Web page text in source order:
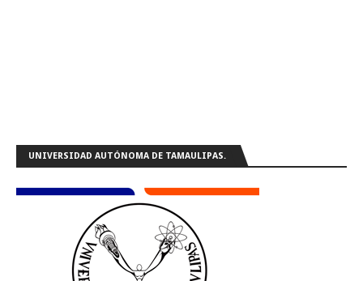
UNIVERSIDAD AUTÓNOMA DE TAMAULIPAS.